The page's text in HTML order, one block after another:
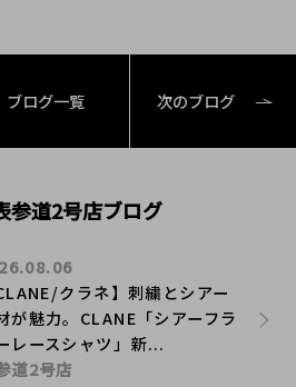
ブログ一覧 次のブログ
参道2号店ブログ
クラネ】刺繍とシアー
が魅力。CLANE「シアーフラ
レースシャツ」新...
道2号店